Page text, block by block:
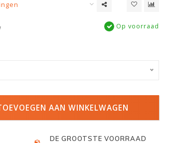
Op voorraad
AAN WINKELWAGEN
DE GROOTSTE VOORRAAD